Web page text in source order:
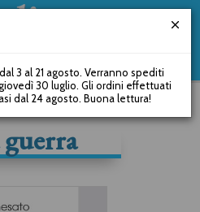
3 al 21 agosto. Verranno spediti
30 luglio. Gli ordini effettuati
dal 24 agosto. Buona lettura!